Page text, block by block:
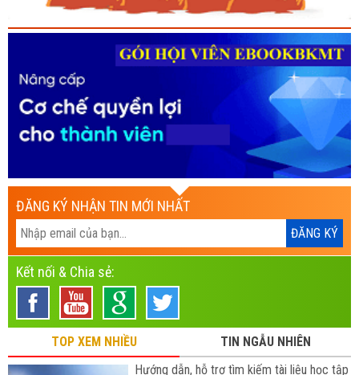
ĐĂNG KÝ NHẬN TIN MỚI NHẤT
Kết nối & Chia sẻ:
TOP XEM NHIỀU
TIN NGẪU NHIÊN
Hướng dẫn, hỗ trợ tìm kiếm tài liệu học tập